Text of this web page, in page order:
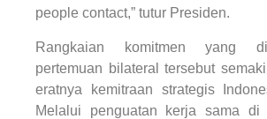
people contact,” tutur Presiden.
Rangkaian komitmen yang
pertemuan bilateral tersebut
eratnya kemitraan strategis
Melalui penguatan kerja sama di